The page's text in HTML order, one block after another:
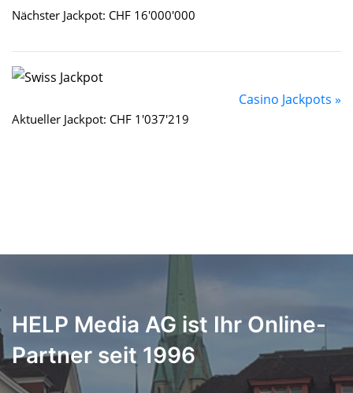
Nächster Jackpot: CHF 16'000'000
Casino Jackpots »
Aktueller Jackpot: CHF 1'037'219
HELP Media AG ist Ihr Online-
Partner seit 1996